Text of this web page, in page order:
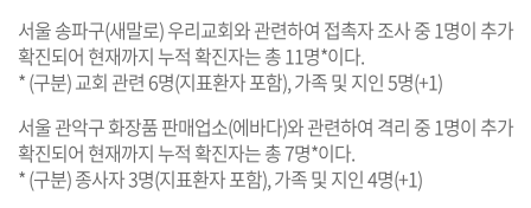
서울 송파구(새말로) 우리교회와 관련하여 접촉자 조사 중 1명이 추가
확진되어 현재까지 누적 확진자는 총 11명*이다.
* (구분) 교회 관련 6명(지표환자 포함), 가족 및 지인 5명(+1)
서울 관악구 화장품 판매업소(에바다)와 관련하여 격리 중 1명이 추가
확진되어 현재까지 누적 확진자는 총 7명*이다.
* (구분) 종사자 3명(지표환자 포함), 가족 및 지인 4명(+1)